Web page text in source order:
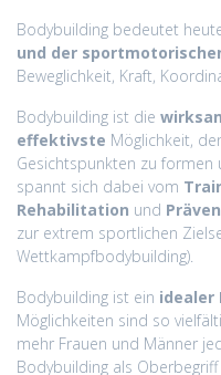
Bodybuilding bedeutet
und der
Beweglichkeit, Kraft,
Bodybuilding ist die
effektivste Möglichkeit,
Gesichtspunkten zu formen
spannt sich dabei vom
Rehabilitation und
zur extrem sportlichen
Wettkampfbodybuilding).
Bodybuilding ist ein idealer
Möglichkeiten sind so
mehr Frauen und Männer
Bodybuilding als